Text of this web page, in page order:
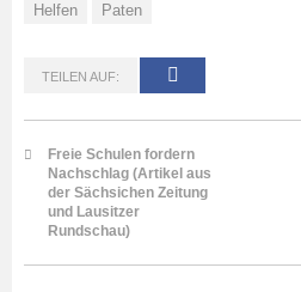
Helfen Paten
TEILEN AUF:
Freie Schulen fordern
Nachschlag (Artikel aus
der Sächsichen Zeitung
und Lausitzer
Rundschau)